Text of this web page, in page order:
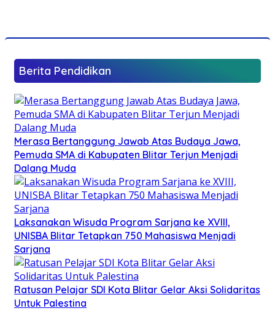
Berita Pendidikan
Merasa Bertanggung Jawab Atas Budaya Jawa,
Pemuda SMA di Kabupaten Blitar Terjun Menjadi
Dalang Muda
Laksanakan Wisuda Program Sarjana ke XVIII,
UNISBA Blitar Tetapkan 750 Mahasiswa Menjadi
Sarjana
Ratusan Pelajar SDI Kota Blitar Gelar Aksi Solidaritas
Untuk Palestina